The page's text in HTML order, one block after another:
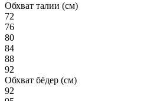
Обхват талии (см)
72
76
80
84
88
92
Обхват бёдер (см)
92